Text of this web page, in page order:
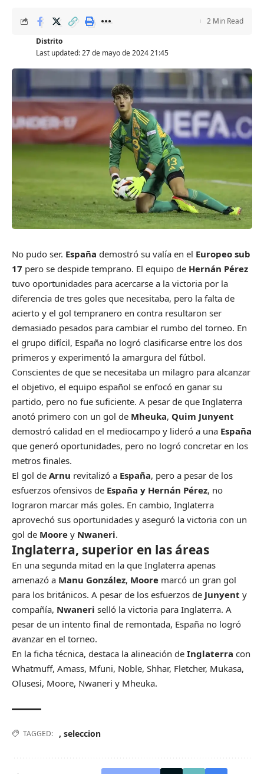
Last updated: 27 de mayo de 2024 21:45
Distrito
2 Min Read
No pudo ser. España demostró su valía en el Europeo sub
17 pero se despide temprano. El equipo de Hernán Pérez
tuvo oportunidades para acercarse a la victoria por la
diferencia de tres goles que necesitaba, pero la falta de
acierto y el gol tempranero en contra resultaron ser
demasiado pesados para cambiar el rumbo del torneo. En
el grupo difícil, España no logró clasificarse entre los dos
primeros y experimentó la amargura del fútbol.
Conscientes de que se necesitaba un milagro para alcanzar
el objetivo, el equipo español se enfocó en ganar su
partido, pero no fue suficiente. A pesar de que Inglaterra
anotó primero con un gol de Mheuka, Quim Junyent
demostró calidad en el mediocampo y lideró a una España
que generó oportunidades, pero no logró concretar en los
metros finales.
El gol de Arnu revitalizó a España, pero a pesar de los
esfuerzos ofensivos de España y Hernán Pérez, no
lograron marcar más goles. En cambio, Inglaterra
aprovechó sus oportunidades y aseguró la victoria con un
gol de Moore y Nwaneri.
Inglaterra, superior en las áreas
En una segunda mitad en la que Inglaterra apenas
amenazó a Manu González, Moore marcó un gran gol
para los británicos. A pesar de los esfuerzos de Junyent y
compañía, Nwaneri selló la victoria para Inglaterra. A
pesar de un intento final de remontada, España no logró
avanzar en el torneo.
En la ficha técnica, destaca la alineación de Inglaterra con
Whatmuff, Amass, Mfuni, Noble, Shhar, Fletcher, Mukasa,
Olusesi, Moore, Nwaneri y Mheuka.
TAGGED: , seleccion